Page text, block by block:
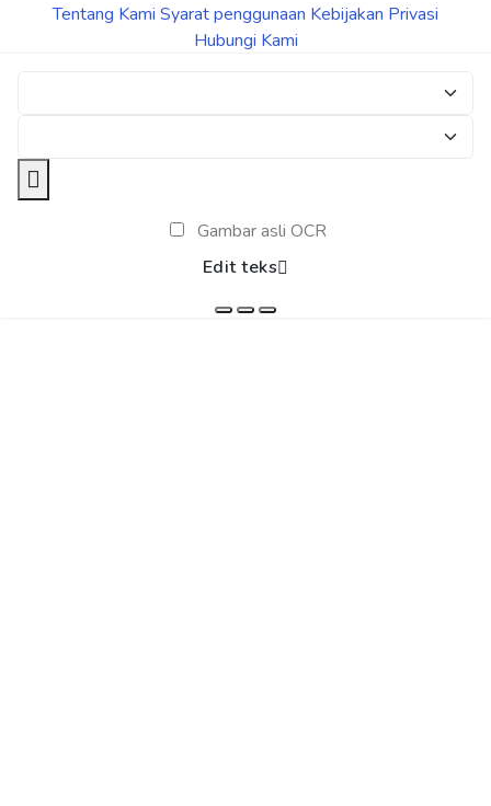
Tentang Kami Syarat penggunaan Kebijakan Privasi
Hubungi Kami
Gambar asli OCR
Edit teks